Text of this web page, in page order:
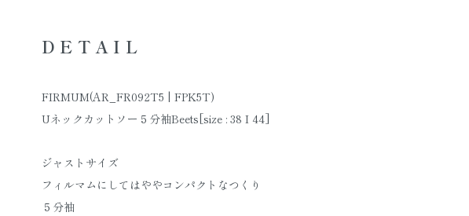
DETAIL
FIRMUM(AR_FR092T5 | FPK5T)
Uネックカットソー５分袖Beets[size : 38 I 44]
ジャストサイズ
フィルマムにしてはややコンパクトなつくり
５分袖